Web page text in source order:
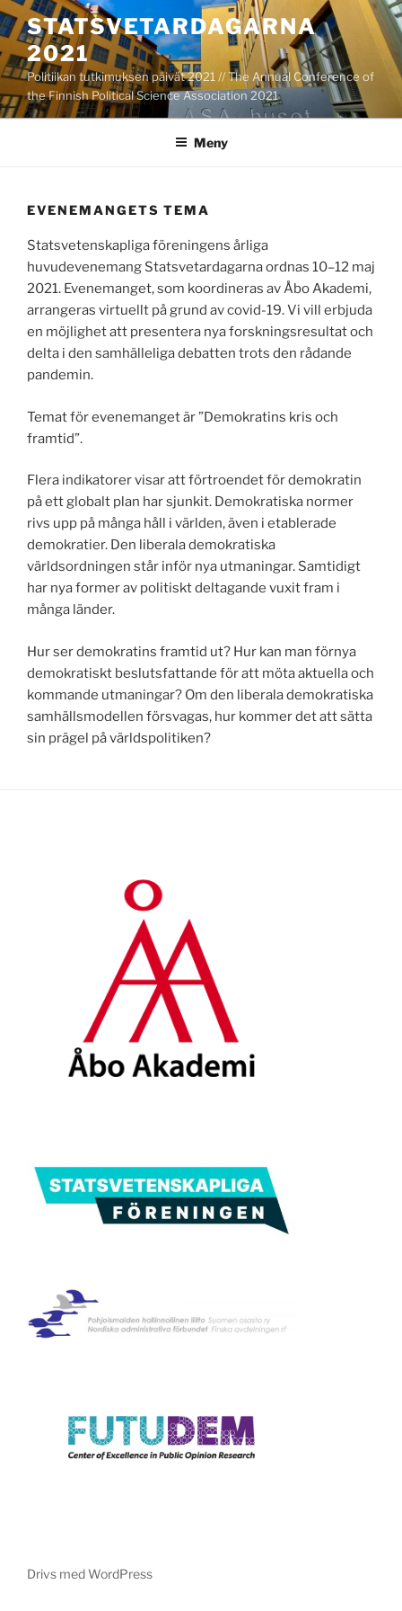
Hoppa
till
innehåll
STATSVETARDAGARNA
2021
Politiikan tutkimuksen päivät 2021 // The Annual Conference of
the Finnish Political Science Association 2021
Meny
EVENEMANGETS TEMA
Statsvetenskapliga föreningens årliga
huvudevenemang Statsvetardagarna ordnas 10–12 maj
2021. Evenemanget, som koordineras av Åbo Akademi,
arrangeras virtuellt på grund av covid-19. Vi vill erbjuda
en möjlighet att presentera nya forskningsresultat och
delta i den samhälleliga debatten trots den rådande
pandemin.
Temat för evenemanget är ”Demokratins kris och
framtid”.
Flera indikatorer visar att förtroendet för demokratin
på ett globalt plan har sjunkit. Demokratiska normer
rivs upp på många håll i världen, även i etablerade
demokratier. Den liberala demokratiska
världsordningen står inför nya utmaningar. Samtidigt
har nya former av politiskt deltagande vuxit fram i
många länder.
Hur ser demokratins framtid ut? Hur kan man förnya
demokratiskt beslutsfattande för att möta aktuella och
kommande utmaningar? Om den liberala demokratiska
samhällsmodellen försvagas, hur kommer det att sätta
sin prägel på världspolitiken?
Drivs med WordPress